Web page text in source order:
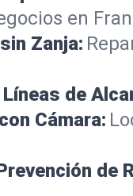
en
Zanja:
de
Cámara:
de